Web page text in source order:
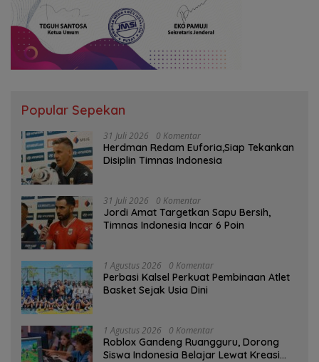
Popular Sepekan
31 Juli 2026 0 Komentar
Herdman Redam Euforia,Siap Tekankan
Disiplin Timnas Indonesia
31 Juli 2026 0 Komentar
Jordi Amat Targetkan Sapu Bersih,
Timnas Indonesia Incar 6 Poin
1 Agustus 2026 0 Komentar
Perbasi Kalsel Perkuat Pembinaan Atlet
Basket Sejak Usia Dini
1 Agustus 2026 0 Komentar
Roblox Gandeng Ruangguru, Dorong
Siswa Indonesia Belajar Lewat Kreasi